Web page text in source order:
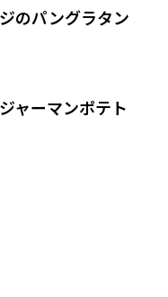
のパングラタン
ャーマンポテト